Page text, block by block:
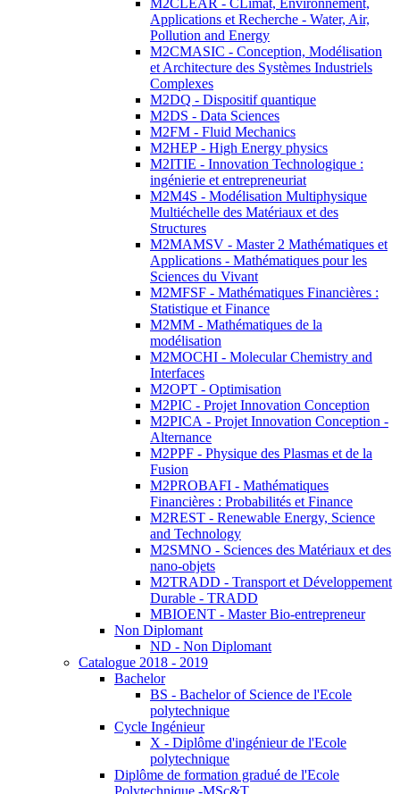
M2CLEAR - CLimat, Environnement,
Applications et Recherche - Water, Air,
Pollution and Energy
M2CMASIC - Conception, Modélisation
et Architecture des Systèmes Industriels
Complexes
M2DQ - Dispositif quantique
M2DS - Data Sciences
M2FM - Fluid Mechanics
M2HEP - High Energy physics
M2ITIE - Innovation Technologique :
ingénierie et entrepreneuriat
M2M4S - Modélisation Multiphysique
Multiéchelle des Matériaux et des
Structures
M2MAMSV - Master 2 Mathématiques et
Applications - Mathématiques pour les
Sciences du Vivant
M2MFSF - Mathématiques Financières :
Statistique et Finance
M2MM - Mathématiques de la
modélisation
M2MOCHI - Molecular Chemistry and
Interfaces
M2OPT - Optimisation
M2PIC - Projet Innovation Conception
M2PICA - Projet Innovation Conception -
Alternance
M2PPF - Physique des Plasmas et de la
Fusion
M2PROBAFI - Mathématiques
Financières : Probabilités et Finance
M2REST - Renewable Energy, Science
and Technology
M2SMNO - Sciences des Matériaux et des
nano-objets
M2TRADD - Transport et Développement
Durable - TRADD
MBIOENT - Master Bio-entrepreneur
Non Diplomant
ND - Non Diplomant
Catalogue 2018 - 2019
Bachelor
BS - Bachelor of Science de l'Ecole
polytechnique
Cycle Ingénieur
X - Diplôme d'ingénieur de l'Ecole
polytechnique
Diplôme de formation gradué de l'Ecole
Polytechnique -MSc&T